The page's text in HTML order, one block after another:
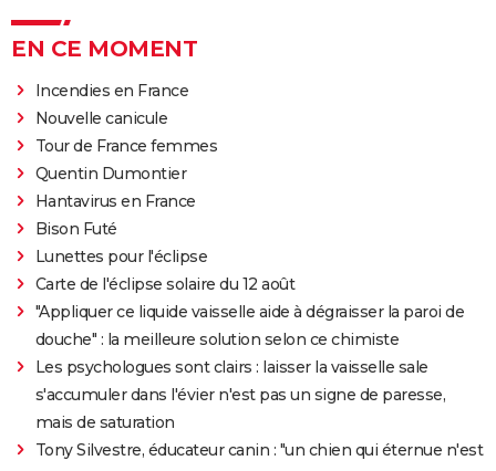
EN CE MOMENT
Incendies en France
Nouvelle canicule
Tour de France femmes
Quentin Dumontier
Hantavirus en France
Bison Futé
Lunettes pour l'éclipse
Carte de l'éclipse solaire du 12 août
"Appliquer ce liquide vaisselle aide à dégraisser la paroi de
douche" : la meilleure solution selon ce chimiste
Les psychologues sont clairs : laisser la vaisselle sale
s'accumuler dans l'évier n'est pas un signe de paresse,
mais de saturation
Tony Silvestre, éducateur canin : "un chien qui éternue n'est